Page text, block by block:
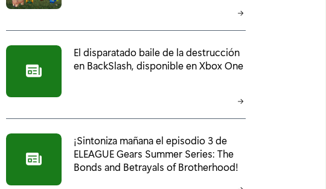
El disparatado baile de la destrucción
en BackSlash, disponible en Xbox One
¡Sintoniza mañana el episodio 3 de
ELEAGUE Gears Summer Series: The
Bonds and Betrayals of Brotherhood!